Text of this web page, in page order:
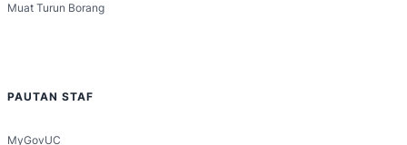
Muat Turun Borang
PAUTAN STAF
MyGovUC